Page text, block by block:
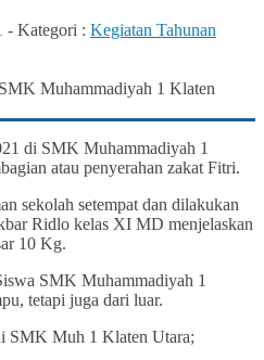
- Kategori : Kegiatan Tahunan
di SMK Muhammadiyah 1
atau penyerahan zakat Fitri.
sekolah setempat dan dilakukan
Ridlo kelas XI MD menjelaskan
10 Kg.
SMK Muhammadiyah 1
tetapi juga dari luar.
SMK Muh 1 Klaten Utara;